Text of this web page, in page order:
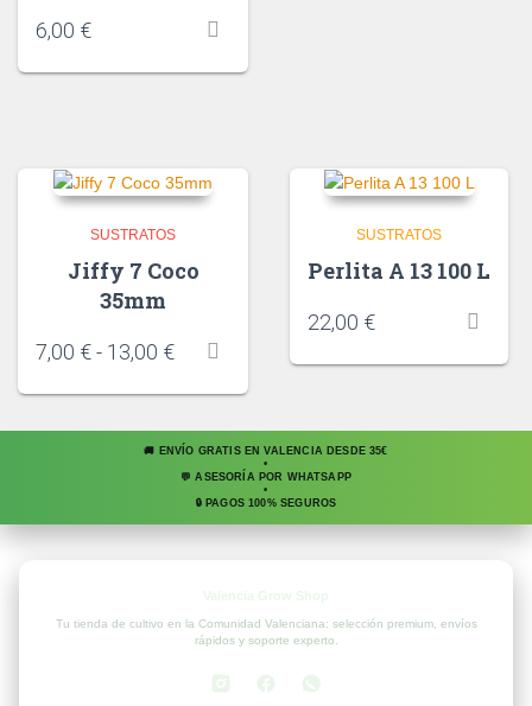
6,00 €
SUSTRATOS
Jiffy 7 Coco
35mm
7,00 €- 13,00 €
SUSTRATOS
Perlita A 13 100 L
22,00 €
🚚 ENVÍO GRATIS EN VALENCIA DESDE 35€
•
💬 ASESORÍA POR WHATSAPP
•
🔒 PAGOS 100% SEGUROS
Tu tienda de cultivo en la Comunidad Valenciana: selección premium, envíos
rápidos y soporte experto.